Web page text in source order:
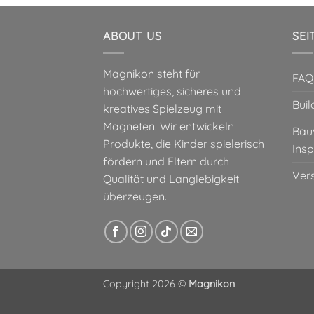
ABOUT US
Magnikon steht für
hochwertiges, sicheres und
kreatives Spielzeug mit
Magneten. Wir entwickeln
Produkte, die Kinder spielerisch
fördern und Eltern durch
Qualität und Langlebigkeit
überzeugen.
FAQ
Copyright 2026 © Magnikon